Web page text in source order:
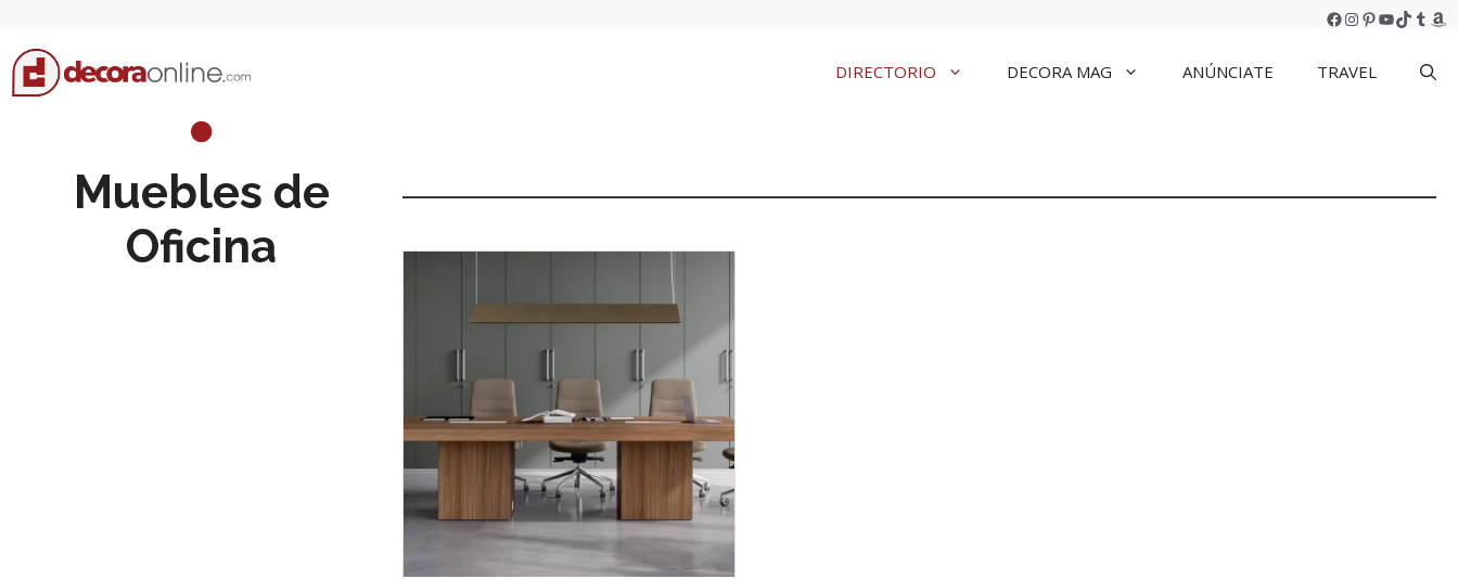
to
content
Facebook
Instagram
Pinterest
YouTube
TikTok
DIRECTORIO DECORA MAG ANÚNCIATE TRAVEL
Muebles de
Oficina